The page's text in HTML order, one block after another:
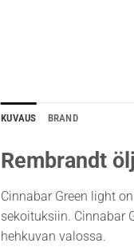
KUVAUS BRAND
Rembrandt
Cinnabar Green light
sekoituksiin. Cinnabar
hehkuvan valossa.